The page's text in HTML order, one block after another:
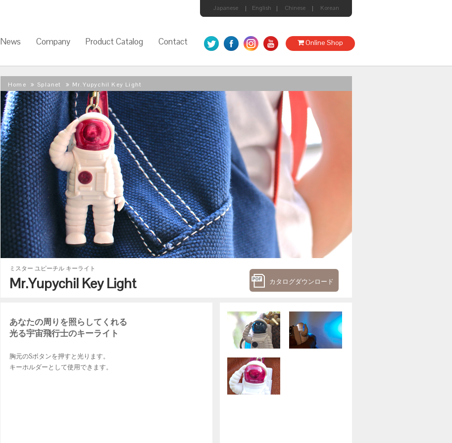
Japanese English Chinese Korean
News Company Product Catalog Contact Online Shop
Home Splanet Mr.Yupychil Key Light
ミスター ユピーチル キーライト
Mr.Yupychil Key Light
あなたの周りを照らしてくれる
光る宇宙飛行士のキーライト
胸元のSボタンを押すと光ります。
キーホルダーとして使用できます。